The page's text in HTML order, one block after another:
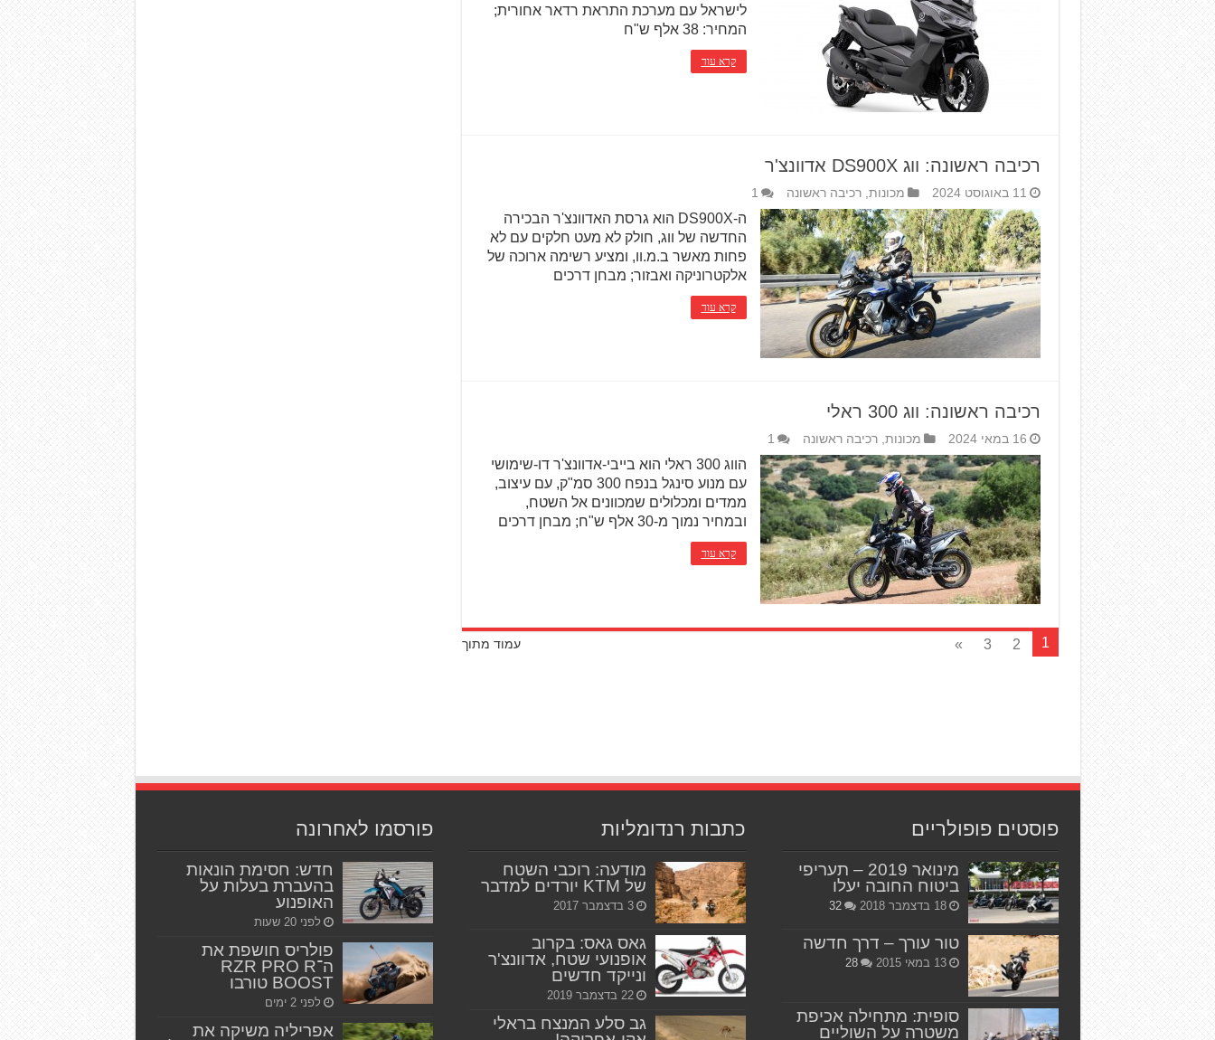
לישראל עם מערכת התראת רדאר אחורית;
המחיר: 38 אלף ש"ח
קרא עוד
רכיבה ראשונה: ווג DS900X אדוונצ'ר
11 באוגוסט 2024 מכונות,רכיבה ראשונה 1
ה-DS900X הוא גרסת האדוונצ'ר הבכירה
החדשה של ווג, חולק לא מעט חלקים עם לא
פחות מאשר ב.מ.וו, ומציע רשימה ארוכה של
אלקטרוניקה ואבזור; מבחן דרכים
קרא עוד
רכיבה ראשונה: ווג 300 ראלי
16 במאי 2024 מכונות,רכיבה ראשונה 1
הווג 300 ראלי הוא בייבי-אדוונצ'ר דו-שימושי
עם מנוע סינגל בנפח 300 סמ"ק, עם עיצוב,
ממדים ומכלולים שמכוונים אל השטח,
ובמחיר נמוך מ-30 אלף ש"ח; מבחן דרכים
קרא עוד
עמוד מתוך 1
2
3
»
פוסטים פופולריים
מינואר 2019 – תעריפי
ביטוח החובה יעלו
18 בדצמבר 2018 32
טור עורך – דרך חדשה
13 במאי 2015 28
סופית: מתחילה אכיפת
משטרה על השוליים
כתבות רנדומליות
מודעה: רוכבי השטח
של KTM יורדים למדבר
3 בדצמבר 2017
גאס גאס: בקרוב
אופנועי שטח, אדוונצ'ר
ונייקד חדשים
22 בדצמבר 2019
גב סלע המנצח בראלי
פורסמו לאחרונה
חדש: חסימת הונאות
בהעברת בעלות על
האופנוע
לפני 20 שעות
פולריס חושפת את
ה־RZR PRO R
BOOST טורבו
לפני 2 ימים
אפריליה משיקה את